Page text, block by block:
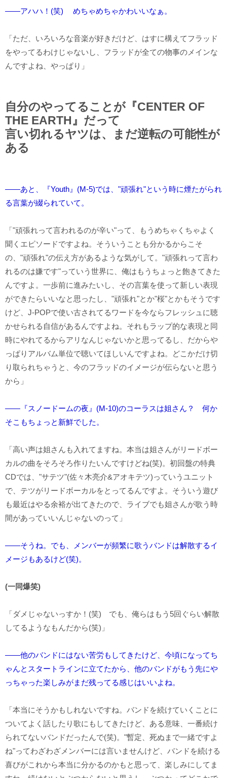
――アハハ！(笑) めちゃめちゃかわいいなぁ。
「ただ、いろいろな音楽が好きだけど、はすに構えてフラッド
をやってるわけじゃないし、フラッドが全ての物事のメインな
んですよね、やっぱり」
自分のやってることが『CENTER OF
THE EARTH』だって
言い切れるヤツは、まだ逆転の可能性が
ある
――あと、『Youth』(M-5)では、"頑張れ"という時に煙たがられ
る言葉が綴られていて。
「"頑張れって言われるのが辛い"って、もうめちゃくちゃよく
聞くエピソードですよね。そういうことも分かるからこそ
の、"頑張れ"の伝え方があるような気がして。"頑張れって言わ
れるのは嫌です"っていう世界に、俺はもうちょっと飽きてきた
んですよ。一歩前に進みたいし、その言葉を使って新しい表現
ができたらいいなと思ったし、"頑張れ"とか"桜"とかもそうです
けど、J-POPで使い古されてるワードを今ならフレッシュに聴
かせられる自信があるんですよね。それもラップ的な表現と同
時にやれてるからアリなんじゃないかと思ってるし、だからや
っぱりアルバム単位で聴いてほしいんですよね。どこかだけ切
り取られちゃうと、今のフラッドのイメージが伝らないと思う
から」
――『スノードームの夜』(M-10)のコーラスは姐さん？ 何か
そこもちょっと新鮮でした。
「高い声は姐さんも入れてますね。本当は姐さんがリードボー
カルの曲をそろそろ作りたいんですけどね(笑)。初回盤の特典
CDでは、"サテツ"(佐々木亮介&アオキテツ)っていうユニット
で、テツがリードボーカルをとってるんですよ。そういう遊び
も最近はやる余裕が出てきたので、ライブでも姐さんが歌う時
間があっていいんじゃないのって」
――そうね。でも、メンバーが頻繁に歌うバンドは解散するイ
メージもあるけど(笑)。
(一同爆笑)
「ダメじゃないっすか！(笑) でも、俺らはもう5回ぐらい解散
してるようなもんだから(笑)」
――他のバンドにはない苦労もしてきたけど、今頃になってち
ゃんとスタートラインに立てたから、他のバンドがもう先にや
っちゃった楽しみがまだ残ってる感じはいいよね。
「本当にそうかもしれないですね。バンドを続けていくことに
ついてよく話したり歌にもしてきたけど、ある意味、一番続け
られてないバンドだったんで(笑)。"暫定、死ぬまで一緒ですよ
ね"ってわざわざメンバーには言いませんけど、バンドを続ける
喜びがこれから本当に分かるのかもと思って、楽しみにしてま